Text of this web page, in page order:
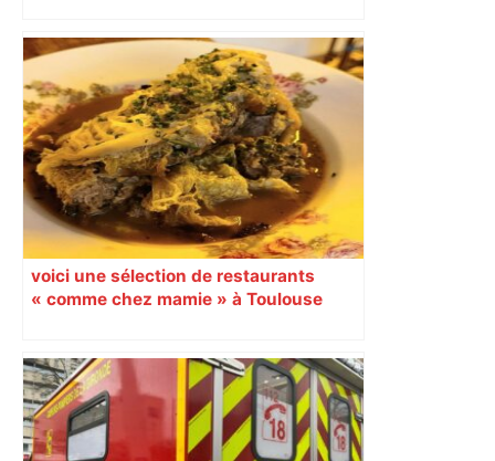
voici une sélection de restaurants
« comme chez mamie » à Toulouse